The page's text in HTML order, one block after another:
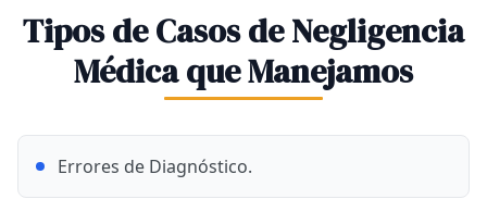
Tipos de Casos de Negligencia
Médica que Manejamos
Errores de Diagnóstico.